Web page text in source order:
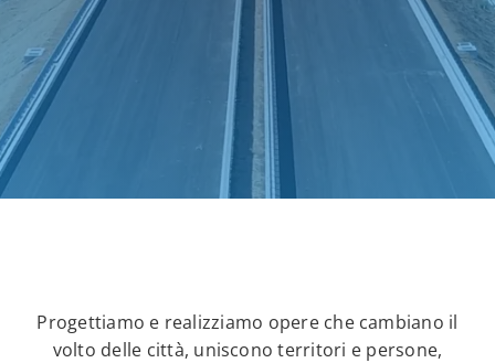
Progettiamo e realizziamo opere che cambiano il
volto delle città, uniscono territori e persone,